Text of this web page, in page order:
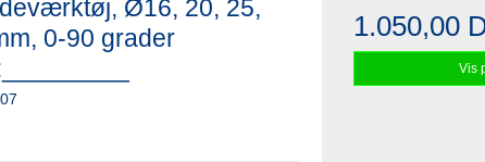
Ø16, 20, 25,
0-90 grader
1.050,00
Vis